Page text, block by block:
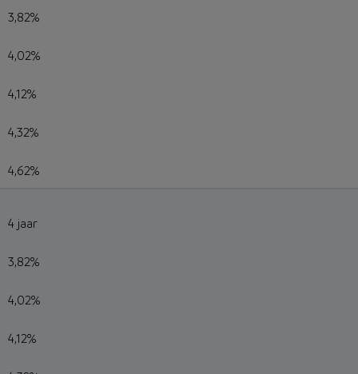
3,82%
4,02%
4,12%
4,32%
4,62%
4 jaar
3,82%
4,02%
4,12%